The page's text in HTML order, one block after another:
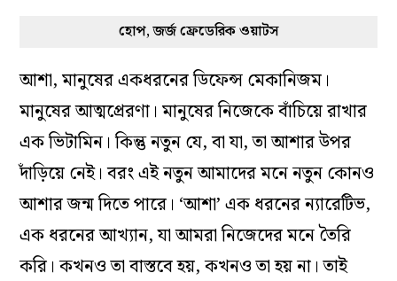
হোপ, জর্জ ফ্রেডেরিক ওয়াটস
আশা, মানুষের একধরনের ডিফেন্স মেকানিজম।
মানুষের আত্মপ্রেরণা। মানুষের নিজেকে বাঁচিয়ে রাখার
এক ভিটামিন। কিন্তু নতুন যে, বা যা, তা আশার উপর
দাঁড়িয়ে নেই। বরং এই নতুন আমাদের মনে নতুন কোনও
আশার জন্ম দিতে পারে। ‘আশা’ এক ধরনের ন্যারেটিভ,
এক ধরনের আখ্যান, যা আমরা নিজেদের মনে তৈরি
করি। কখনও তা বাস্তবে হয়, কখনও তা হয় না। তাই